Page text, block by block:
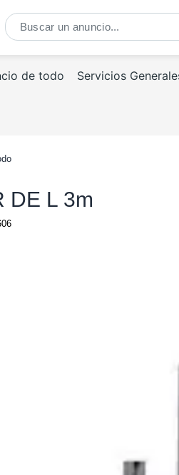
de todo Servicios
DE L 3m